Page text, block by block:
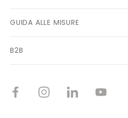
GUIDA ALLE MISURE
B2B